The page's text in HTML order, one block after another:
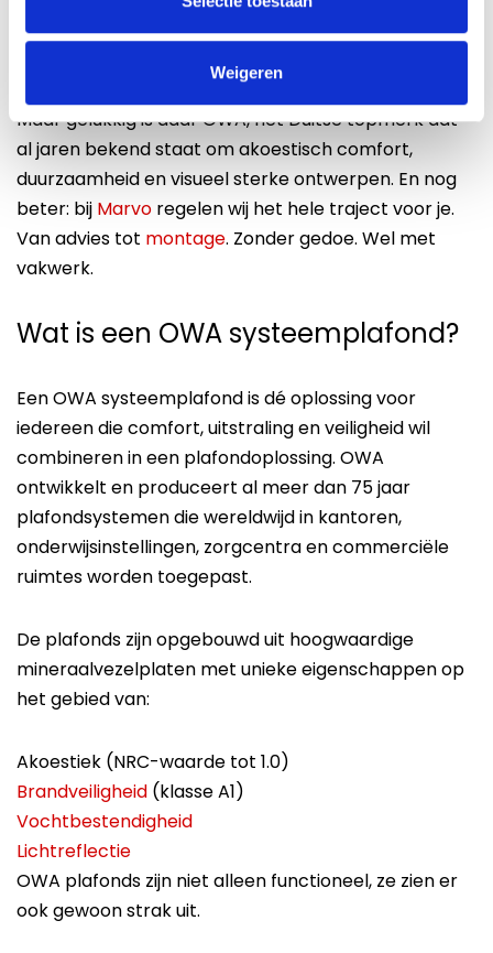
Weigeren
zorgen op de werkvloer en je interieur doet nét dat
Maar gelukkig is daar OWA, het Duitse topmerk dat
al jaren bekend staat om akoestisch comfort,
duurzaamheid en visueel sterke ontwerpen. En nog
beter: bij Marvo regelen wij het hele traject voor je.
Van advies tot montage. Zonder gedoe. Wel met
vakwerk.
Wat is een OWA systeemplafond?
Een OWA systeemplafond is dé oplossing voor
iedereen die comfort, uitstraling en veiligheid wil
combineren in een plafondoplossing. OWA
ontwikkelt en produceert al meer dan 75 jaar
plafondsystemen die wereldwijd in kantoren,
onderwijsinstellingen, zorgcentra en commerciële
ruimtes worden toegepast.
De plafonds zijn opgebouwd uit hoogwaardige
mineraalvezelplaten met unieke eigenschappen op
het gebied van:
Akoestiek (NRC-waarde tot 1.0)
Brandveiligheid (klasse A1)
Vochtbestendigheid
Lichtreflectie
OWA plafonds zijn niet alleen functioneel, ze zien er
ook gewoon strak uit.